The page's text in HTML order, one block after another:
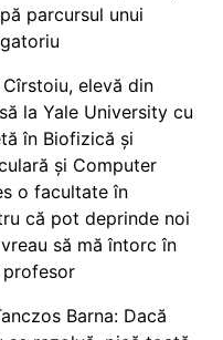
parcursul unui
elevă din
la Yale University cu
în Biofizică și
și Computer
o facultate în
că pot deprinde noi
să mă întorc în
Barna: Dacă